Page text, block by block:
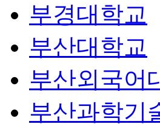
부경대학교
부산대학교
부산외국어
부산과학기